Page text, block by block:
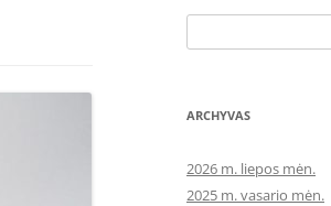
ARCHYVAS
2026 m. liepos mėn.
2025 m. vasario mėn.